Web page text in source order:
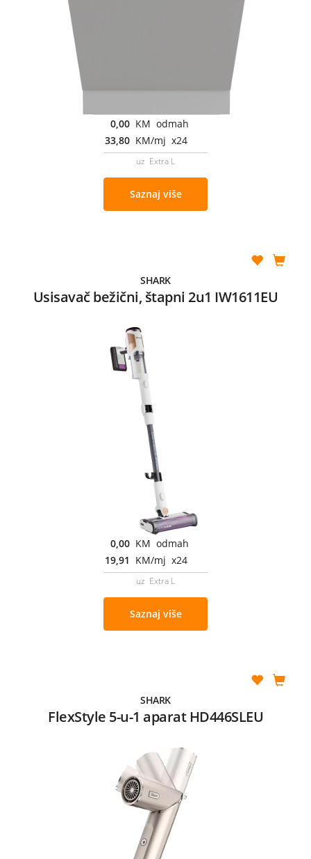
0,00 KM odmah
33,80 KM/mj x24
uz Extra L
Saznaj više
SHARK
Usisavač bežični, štapni 2u1 IW1611EU
0,00 KM odmah
19,91 KM/mj x24
uz Extra L
Saznaj više
SHARK
FlexStyle 5-u-1 aparat HD446SLEU